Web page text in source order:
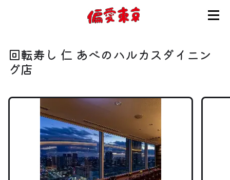
使い方
ログイン
会員登録
回転寿し 仁 あべのハルカスダイニン
グ店